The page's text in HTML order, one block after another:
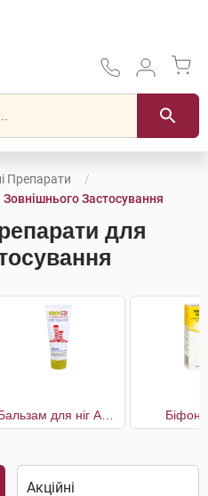
Препарати
Застосування
для
Біфон